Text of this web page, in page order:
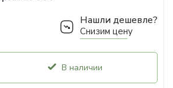
Нашли дешевле?
Снизим цену
В наличии